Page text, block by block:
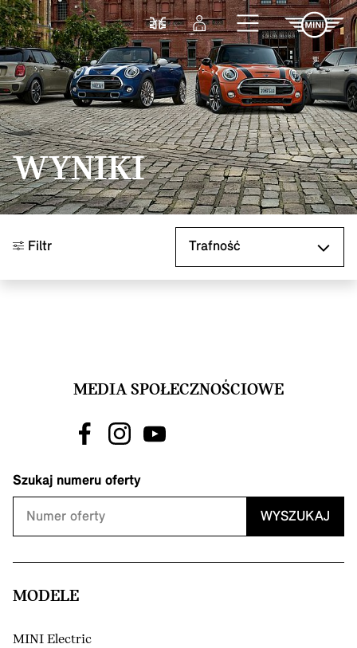
Przejdź do głównej treści
PorównajZaloguj się
WYNIKI
Filtr
MEDIA SPOŁECZNOŚCIOWE
Szukaj numeru oferty
WYSZUKAJ
MODELE
MINI Electric